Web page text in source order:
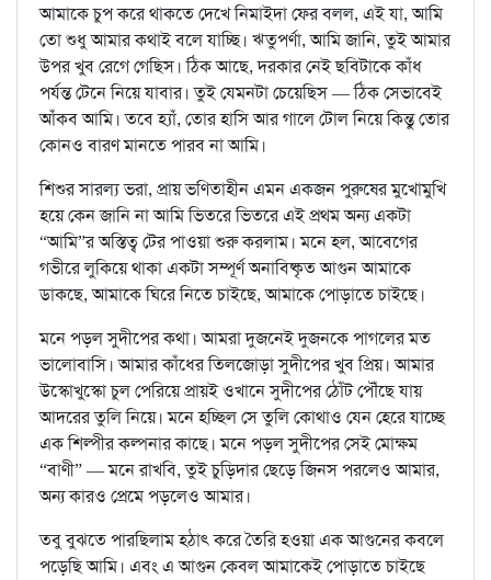
আমাকে চুপ করে থাকতে দেখে নিমাইদা ফের বলল, এই যা, আমি
তো শুধু আমার কথাই বলে যাচ্ছি। ঋতুপর্ণা, আমি জানি, তুই আমার
উপর খুব রেগে গেছিস। ঠিক আছে, দরকার নেই ছবিটাকে কাঁধ
পর্যন্ত টেনে নিয়ে যাবার। তুই যেমনটা চেয়েছিস — ঠিক সেভাবেই
আঁকব আমি। তবে হ্যাঁ, তোর হাসি আর গালে টোল নিয়ে কিন্তু তোর
কোনও বারণ মানতে পারব না আমি।
শিশুর সারল্য ভরা, প্রায় ভণিতাহীন এমন একজন পুরুষের মুখোমুখি
হয়ে কেন জানি না আমি ভিতরে ভিতরে এই প্রথম অন্য একটা
“আমি”র অস্তিত্ব টের পাওয়া শুরু করলাম। মনে হল, আবেগের
গভীরে লুকিয়ে থাকা একটা সম্পূর্ণ অনাবিষ্কৃত আগুন আমাকে
ডাকছে, আমাকে ঘিরে নিতে চাইছে, আমাকে পোড়াতে চাইছে।
মনে পড়ল সুদীপের কথা। আমরা দুজনেই দুজনকে পাগলের মত
ভালোবাসি। আমার কাঁধের তিলজোড়া সুদীপের খুব প্রিয়। আমার
উস্কোখুস্কো চুল পেরিয়ে প্রায়ই ওখানে সুদীপের ঠোঁট পৌঁছে যায়
আদরের তুলি নিয়ে। মনে হচ্ছিল সে তুলি কোথাও যেন হেরে যাচ্ছে
এক শিল্পীর কল্পনার কাছে। মনে পড়ল সুদীপের সেই মোক্ষম
“বাণী” — মনে রাখবি, তুই চুড়িদার ছেড়ে জিনস পরলেও আমার,
অন্য কারও প্রেমে পড়লেও আমার।
তবু বুঝতে পারছিলাম হঠাৎ করে তৈরি হওয়া এক আগুনের কবলে
পড়েছি আমি। এবং এ আগুন কেবল আমাকেই পোড়াতে চাইছে